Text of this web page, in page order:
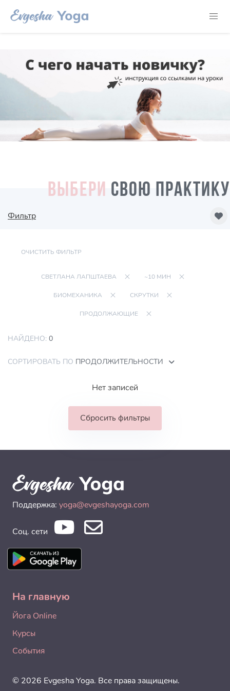
ВЫБЕРИ СВОЮ ПРАКТИКУ
Фильтр
ОЧИСТИТЬ ФИЛЬТР
СВЕТЛАНА ЛАПШТАЕВА ~10 МИН
БИОМЕХАНИКА СКРУТКИ
ПРОДОЛЖАЮЩИЕ
НАЙДЕНО: 0
СОРТИРОВАТЬ ПО ПРОДОЛЖИТЕЛЬНОСТИ
Нет записей
Сбросить фильтры
Поддержка: yoga@evgeshayoga.com
Соц. сети
На главную
Йога Online
Курсы
События
© 2026 Evgesha Yoga. Все права защищены.